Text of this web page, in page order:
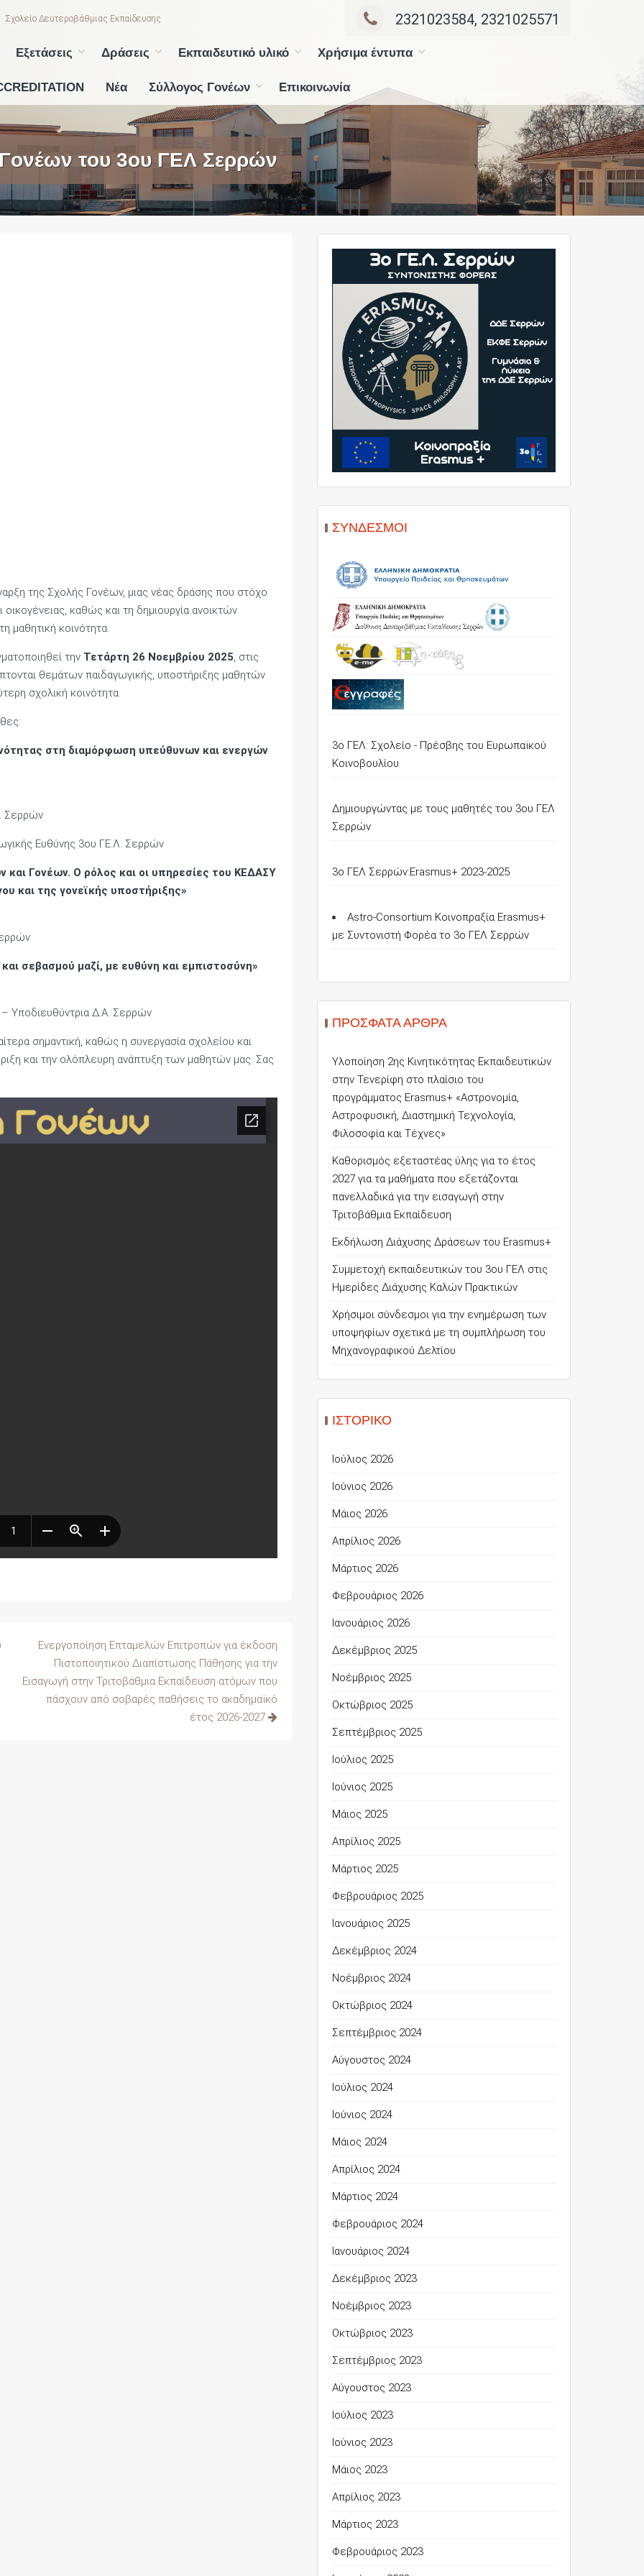
Σχολείο Δευτεροβάθμιας Εκπαίδευσης 2321023584, 2321025571
Εξετάσεις Δράσεις Εκπαιδευτικό υλικό Χρήσιμα έντυπα
Νέα Σύλλογος Γονέων Επικοινωνία
του 3ου ΓΕΛ Σερρών
της Σχολής Γονέων, μιας νέας δράσης που στόχο
καθώς και τη δημιουργία ανοικτών
μαθητική κοινότητα.
την Τετάρτη 26 Νοεμβρίου 2025, στις
θεμάτων παιδαγωγικής, υποστήριξης μαθητών
σχολική κοινότητα.
στη διαμόρφωση υπεύθυνων και ενεργών
Σερρών
Ευθύνης 3ου ΓΕ.Λ. Σερρών
Γονέων. Ο ρόλος και οι υπηρεσίες του ΚΕΔΑΣΥ
και της γονεϊκής υποστήριξης»
σεβασμού μαζί, με ευθύνη και εμπιστοσύνη»
– Υποδιευθύντρια Δ.Α. Σερρών
σημαντική, καθώς η συνεργασία σχολείου και
και την ολόπλευρη ανάπτυξη των μαθητών μας. Σας
Ενεργοποίηση Επταμελών Επιτροπών για έκδοση
Πιστοποιητικού Διαπίστωσης Πάθησης για την
Εισαγωγή στην Τριτοβάθμια Εκπαίδευση ατόμων που
πάσχουν από σοβαρές παθήσεις το ακαδημαϊκό
έτος 2026-2027
ΣΎΝΔΕΣΜΟΙ
3ο ΓΕΛ: Σχολείο - Πρέσβης του Ευρωπαϊκού
Κοινοβουλίου
Δημιουργώντας με τους μαθητές του 3ου ΓΕΛ
Σερρών
3o ΓΕΛ Σερρών:Erasmus+ 2023-2025
Astro-Consortium Κοινοπραξία Erasmus+
με Συντονιστή Φορέα το 3ο ΓΕΛ Σερρών
ΠΡΌΣΦΑΤΑ ΆΡΘΡΑ
Υλοποίηση 2ης Κινητικότητας Εκπαιδευτικών
στην Τενερίφη στο πλαίσιο του
προγράμματος Erasmus+ «Αστρονομία,
Αστροφυσική, Διαστημική Τεχνολογία,
Φιλοσοφία και Τέχνες»
Καθορισμός εξεταστέας ύλης για το έτος
2027 για τα μαθήματα που εξετάζονται
πανελλαδικά για την εισαγωγή στην
Τριτοβάθμια Εκπαίδευση
Εκδήλωση Διάχυσης Δράσεων του Erasmus+
Συμμετοχή εκπαιδευτικών του 3ου ΓΕΛ στις
Ημερίδες Διάχυσης Καλών Πρακτικών
Χρήσιμοι σύνδεσμοι για την ενημέρωση των
υποψηφίων σχετικά με τη συμπλήρωση του
Μηχανογραφικού Δελτίου
ΙΣΤΟΡΙΚΌ
Ιούλιος 2026
Ιούνιος 2026
Μάιος 2026
Απρίλιος 2026
Μάρτιος 2026
Φεβρουάριος 2026
Ιανουάριος 2026
Δεκέμβριος 2025
Νοέμβριος 2025
Οκτώβριος 2025
Σεπτέμβριος 2025
Ιούλιος 2025
Ιούνιος 2025
Μάιος 2025
Απρίλιος 2025
Μάρτιος 2025
Φεβρουάριος 2025
Ιανουάριος 2025
Δεκέμβριος 2024
Νοέμβριος 2024
Οκτώβριος 2024
Σεπτέμβριος 2024
Αύγουστος 2024
Ιούλιος 2024
Ιούνιος 2024
Μάιος 2024
Απρίλιος 2024
Μάρτιος 2024
Φεβρουάριος 2024
Ιανουάριος 2024
Δεκέμβριος 2023
Νοέμβριος 2023
Οκτώβριος 2023
Σεπτέμβριος 2023
Αύγουστος 2023
Ιούλιος 2023
Ιούνιος 2023
Μάιος 2023
Απρίλιος 2023
Μάρτιος 2023
Φεβρουάριος 2023